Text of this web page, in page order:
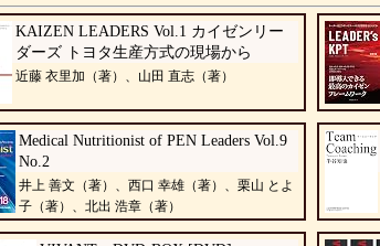
KAIZEN LEADERS Vol.1 カイゼンリー
ダーズ トヨタ生産方式の現場から
近藤 衣里加（著）、山田 直志（著）
Medical Nutritionist of PEN Leaders Vol.9
No.2
井上 善文（著）、西口 幸雄（著）、栗山 とよ
子（著）、北出 浩章（著）